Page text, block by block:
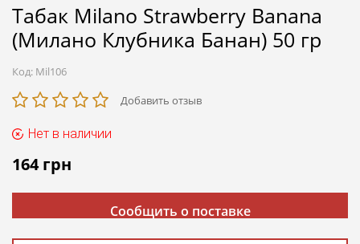
Табак Milano Strawberry Banana
(Милано Клубника Банан) 50 гр
Код: Mil106
Добавить отзыв
Нет в наличии
164грн
Сообщить о поставке